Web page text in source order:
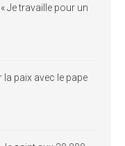
Je travaille pour un
paix avec le pape